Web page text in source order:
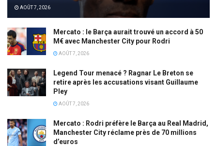
AOÛT 7, 2026
Mercato : le Barça aurait trouvé un accord à 50
M€ avec Manchester City pour Rodri
AOÛT 7, 2026
Legend Tour menacé ? Ragnar Le Breton se
retire après les accusations visant Guillaume
Pley
AOÛT 7, 2026
Mercato : Rodri préfère le Barça au Real Madrid,
Manchester City réclame près de 70 millions
d’euros